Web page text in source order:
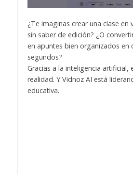
¿Te imaginas crear una clase en
sin saber de edición? ¿O
en apuntes bien organizados en
segundos?
Gracias a la inteligencia artificial,
realidad. Y Vidnoz AI está
educativa.